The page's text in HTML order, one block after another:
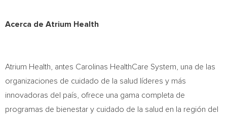
Acerca de Atrium Health
Atrium Health, antes Carolinas HealthCare System, una de las
organizaciones de cuidado de la salud líderes y más
innovadoras del país, ofrece una gama completa de
programas de bienestar y cuidado de la salud en la región del